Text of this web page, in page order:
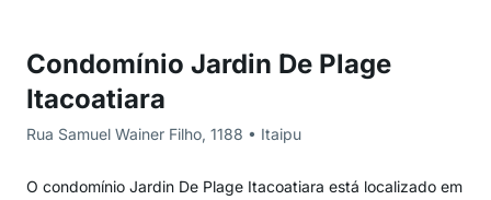
Condomínio Jardin De Plage
Itacoatiara
Rua Samuel Wainer Filho, 1188 • Itaipu
O condomínio Jardin De Plage Itacoatiara está localizado em